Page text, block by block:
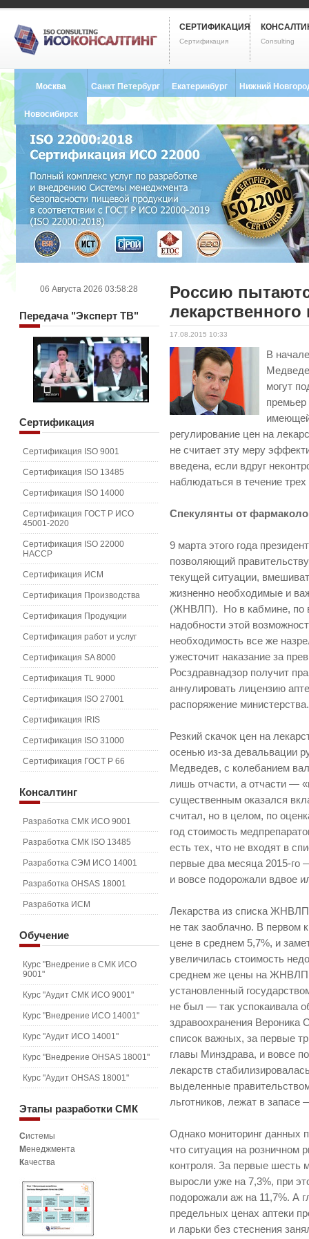
СЕРТИФИКАЦИЯ
Сертификация Consulting
Москва Санкт Петербург
8 (812) 748-2493
Екатеринбург
8 (343) 237-2593
Нижний
Новосибирск
8 (383) 227-8449
Россию
17.08.2015 10:33
В
могут
премьер
регулирование цен на
не считает эту меру
введена, если вдруг
наблюдаться в течение
Спекулянты от
9 марта этого года
позволяющий
текущей ситуации,
жизненно необходимые и
(ЖНВЛП). Но в кабмине, по
надобности этой
необходимость все же
ужесточит наказание за
Росздравнадзор получит
аннулировать лицензию
распоряжение министерства.
Резкий скачок цен на
осенью из-за девальвации
Медведев, с колебанием
лишь отчасти, а отчасти —
существенным оказался
считал, но в целом, по
год стоимость
есть тех, что не входят в
первые два месяца 2015-го
и вовсе подорожали вдвое
Лекарства из списка
не так заоблачно. В первом
цене в среднем 5,7%, и
увеличилась стоимость
среднем же цены на ЖНВЛП
установленный
не был — так успокаивала
здравоохранения Вероника
список важных, за первые
главы Минздрава, и вовсе
лекарств
выделенные
льготников, лежат в
Однако мониторинг данных
что ситуация на розничном
контроля. За первые
выросли уже на 7,3%, при
подорожали аж на 11,7%. А
предельных ценах аптеки
и ларьки без стеснения
06 Августа 2026 03:58:28
Передача"Эксперт ТВ"
Сертификация
Сертификация ISO 9001
Сертификация ISO 13485
Сертификация ISO 14000
Сертификация ГОСТ Р ИСО
45001-2020
Сертификация ISO 22000
HACCP
Сертификация ИСМ
Сертификация Производства
Сертификация Продукции
Сертификация работ и услуг
Сертификация SA 8000
Сертификация TL 9000
Сертификация ISO 27001
Сертификация IRIS
Сертификация ISO 31000
Сертификация ГОСТ Р 66
Консалтинг
Разработка СМК ИСО 9001
Разработка СМК ISO 13485
Разработка СЭМ ИСО 14001
Разработка OHSAS 18001
Разработка ИСМ
Обучение
Курс "Внедрение в СМК ИСО
9001"
Курс "Аудит СМК ИСО 9001"
Курс "Внедрение ИСО 14001"
Курс "Аудит ИСО 14001"
Курс "Внедрение OHSAS 18001"
Курс "Аудит OHSAS 18001"
Этапы разработки СМК
Системы
Менеджмента
Качества